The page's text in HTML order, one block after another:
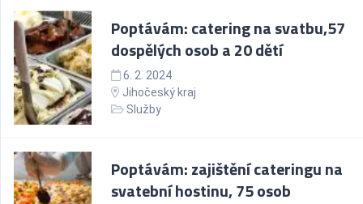
Poptávám: catering na svatbu,57
dospělých osob a 20 dětí
6. 2. 2024
Jihočeský kraj
Služby
Poptávám: zajištění cateringu na
svatební hostinu, 75 osob